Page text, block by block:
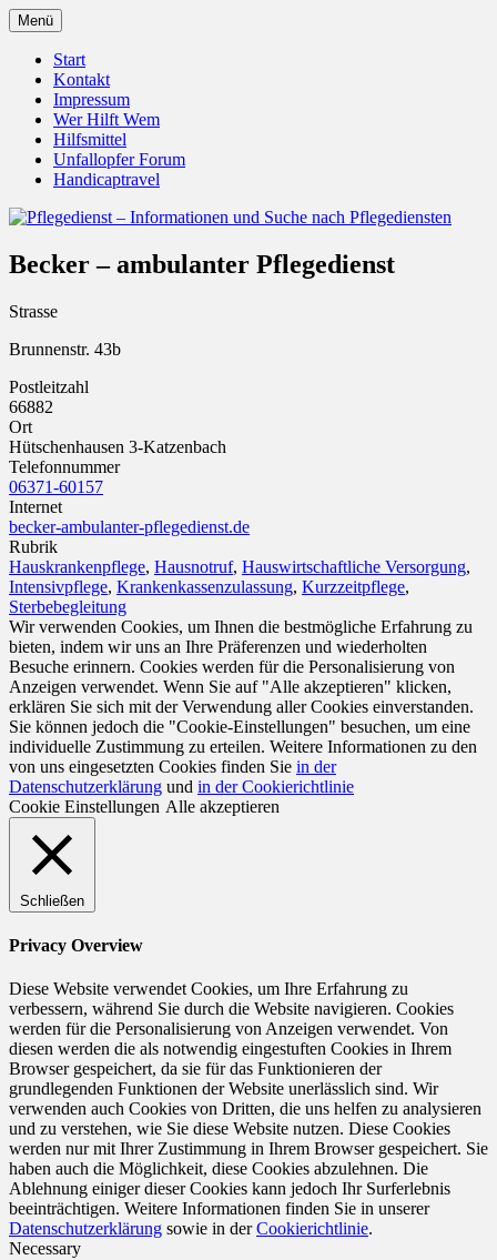
Zum
Inhalt
springen
Pflegedienst – Informationen
und Suche nach Pflegediensten
Unfallopfer – Hilfswerk
Menü
Start
Kontakt
Impressum
Wer Hilft Wem
Hilfsmittel
Unfallopfer Forum
Handicaptravel
Becker – ambulanter Pflegedienst
Strasse
Brunnenstr. 43b
Postleitzahl
66882
Ort
Hütschenhausen 3-Katzenbach
Telefonnummer
06371-60157
Internet
becker-ambulanter-pflegedienst.de
Rubrik
Hauskrankenpflege, Hausnotruf, Hauswirtschaftliche Versorgung,
Intensivpflege, Krankenkassenzulassung, Kurzzeitpflege,
Sterbebegleitung
Wir verwenden Cookies, um Ihnen die bestmögliche Erfahrung zu
bieten, indem wir uns an Ihre Präferenzen und wiederholten
Besuche erinnern. Cookies werden für die Personalisierung von
Anzeigen verwendet. Wenn Sie auf "Alle akzeptieren" klicken,
erklären Sie sich mit der Verwendung aller Cookies einverstanden.
Sie können jedoch die "Cookie-Einstellungen" besuchen, um eine
individuelle Zustimmung zu erteilen. Weitere Informationen zu den
von uns eingesetzten Cookies finden Sie in der
Datenschutzerklärung und in der Cookierichtlinie
Cookie Einstellungen Alle akzeptieren
Schließen
Privacy Overview
Diese Website verwendet Cookies, um Ihre Erfahrung zu
verbessern, während Sie durch die Website navigieren. Cookies
werden für die Personalisierung von Anzeigen verwendet. Von
diesen werden die als notwendig eingestuften Cookies in Ihrem
Browser gespeichert, da sie für das Funktionieren der
grundlegenden Funktionen der Website unerlässlich sind. Wir
verwenden auch Cookies von Dritten, die uns helfen zu analysieren
und zu verstehen, wie Sie diese Website nutzen. Diese Cookies
werden nur mit Ihrer Zustimmung in Ihrem Browser gespeichert. Sie
haben auch die Möglichkeit, diese Cookies abzulehnen. Die
Ablehnung einiger dieser Cookies kann jedoch Ihr Surferlebnis
beeinträchtigen. Weitere Informationen finden Sie in unserer
Datenschutzerklärung sowie in derCookierichtlinie.
Necessary